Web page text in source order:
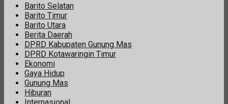
Barito Selatan
Barito Timur
Barito Utara
Berita Daerah
DPRD Kabupaten Gunung Mas
DPRD Kotawaringin Timur
Ekonomi
Gaya Hidup
Gunung Mas
Hiburan